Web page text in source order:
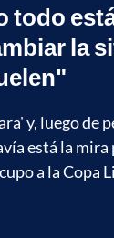
todo
la
y, luego de
está la mira
a la Copa